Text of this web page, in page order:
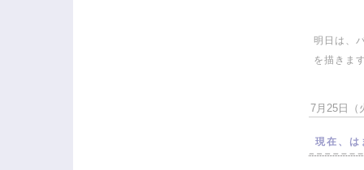
明日は、
を描きま
7月25日（
現在、は